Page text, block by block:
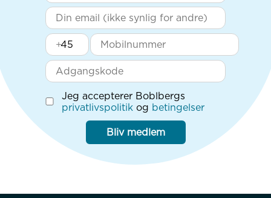
+
Jeg accepterer Boblbergs
privatlivspolitik og betingelser
Bliv medlem